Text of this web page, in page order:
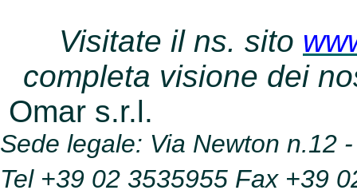
Visitate il ns. sito
completa visione dei
Omar s.r.l.
Sede legale: Via Newton n.12
Tel +39 02 3535955 Fax +39